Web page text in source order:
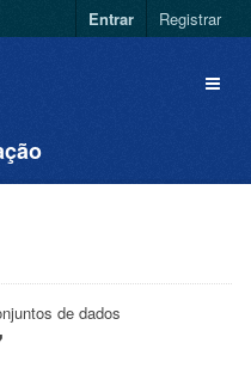
Entrar Registrar
de dados